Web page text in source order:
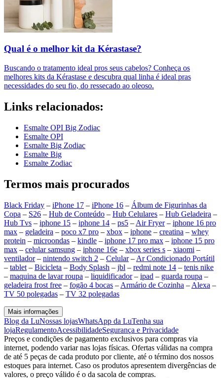
Qual é o melhor kit da Kérastase?
Buscando o tratamento ideal pros seus cabelos? Conheça os
melhores kits da Kérastase e descubra qual linha é ideal pras
necessidades do seu fio, do ressecado ao oleoso.
Links relacionados:
Esmalte OPI Big Zodiac
Esmalte OPI
Esmalte Big Zodiac
Esmalte Big
Esmalte Zodiac
Termos mais procurados
Black Friday – iPhone 17 – iPhone 16 – Álbum de Figurinhas da
Copa – S26 – Hub de Conteúdo – Hub Celulares – Hub Geladeira –
Hub Tvs – iphone 15 – iphone 14 – ps5 – Air Fryer– iphone 16 pro
max – geladeira – poco x7 pro – xbox – iphone – creatina – whey
protein – microondas – kindle – iphone 17 pro max – iphone 15 pro
max – celular samsung – iphone 16e – xbox series s – xiaomi –
ventilador– nintendo switch 2 – Celular– Ar Condicionado Portátil
– tablet – Bicicleta – Body Splash – jbl – redmi note 14 – tenis nike
– maquina de lavar roupa – liquidificador– ipad – guarda roupa –
geladeira frost free – fogão 4 bocas – Armário de Cozinha – Alexa –
TV 50 polegadas – TV 32 polegadas
Mais informações
Blog da LuNossas lojasWhatsApp da LuTenha sua
lojaRegulamentoAcessibilidadeSegurança e Privacidade
Preços e condições de pagamento exclusivos para compras via
internet, podendo variar nas lojas físicas. Ofertas válidas na compra
de até 5 peças de cada produto por cliente, até o término dos nossos
estoques para internet. Caso os produtos apresentem divergências de
valores, o preço válido é o da sacola de compras.